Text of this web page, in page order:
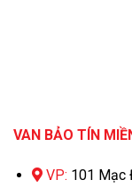
VAN BẢO TÍN
VP: 101 Mạc